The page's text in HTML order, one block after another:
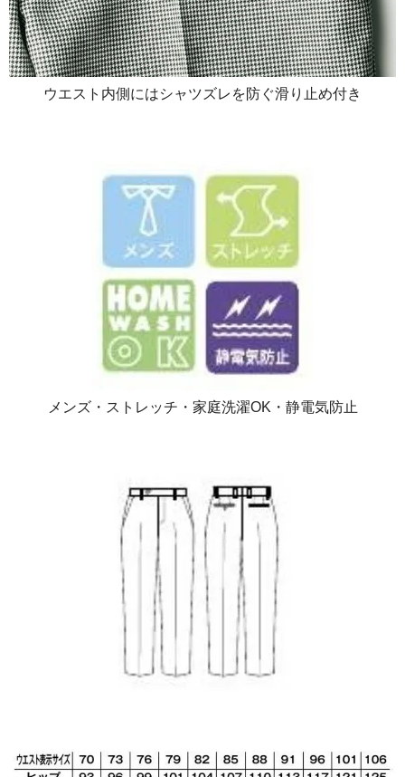
ウエスト内側にはシャツズレを防ぐ滑り止め付き
メンズ・ストレッチ・家庭洗濯OK・静電気防止